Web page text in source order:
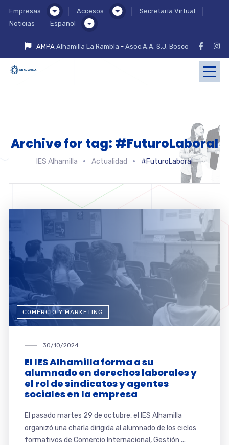
Empresas Accesos
Secretaría Virtual
Noticias
Español
AMPAAlhamilla La Rambla -Asoc.A.A. S.J. Bosco
Archive for tag: #FuturoLaboral
IES Alhamilla Actualidad #FuturoLaboral
COMERCIO Y MARKETING
30/10/2024
El IES Alhamilla forma a su
alumnado en derechos laborales y
el rol de sindicatos y agentes
sociales en la empresa
El pasado martes 29 de octubre, el IES Alhamilla
organizó una charla dirigida al alumnado de los ciclos
formativos de Comercio Internacional, Gestión ...